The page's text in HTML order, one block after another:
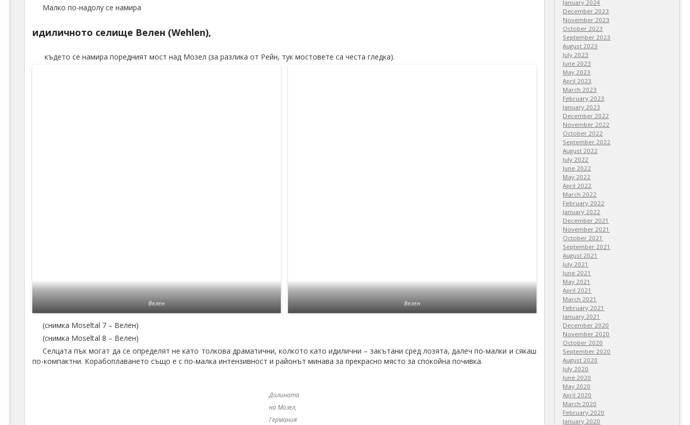
Малко по-надолу се намира
идиличното селище Велен (Wehlen),
където се намира поредният мост над Мозел (за разлика от Рейн, тук мостовете са честа гледка).
Велен Велен
(снимка Moseltal 7 – Велен)
(снимка Moseltal 8 – Велен)
Селцата пък могат да се определят не като толкова драматични, колкото като идилични – закътани сред лозята, далеч по-малки и сякаш
по-компактни. Корабоплаването също е с по-малка интензивност и районът минава за прекрасно място за спокойна почивка.
Долината
на Мозел,
Германия
January 2024
December 2023
November 2023
October 2023
September 2023
August 2023
July 2023
June 2023
May 2023
April 2023
March 2023
February 2023
January 2023
December 2022
November 2022
October 2022
September 2022
August 2022
July 2022
June 2022
May 2022
April 2022
March 2022
February 2022
January 2022
December 2021
November 2021
October 2021
September 2021
August 2021
July 2021
June 2021
May 2021
April 2021
March 2021
February 2021
January 2021
December 2020
November 2020
October 2020
September 2020
August 2020
July 2020
June 2020
May 2020
April 2020
March 2020
February 2020
January 2020